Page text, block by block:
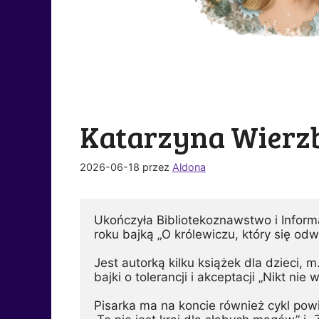
Katarzyna
2026-06-18 przez Aldona
Ukończyła Bibliotekoznawstwo i
roku bajką „O królewiczu, który się
Jest autorką kilku książek dla dzieci,
bajki o tolerancji i akceptacji „Nikt nie
Pisarka ma na koncie również cykl